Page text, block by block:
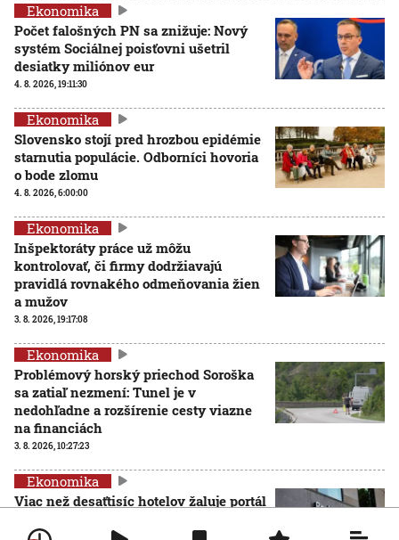
Ekonomika
Počet falošných PN sa znižuje: Nový
systém Sociálnej poisťovni ušetril
desiatky miliónov eur
4. 8. 2026, 19:11:30
Ekonomika
Slovensko stojí pred hrozbou epidémie
starnutia populácie. Odborníci hovoria
o bode zlomu
4. 8. 2026, 6:00:00
Ekonomika
Inšpektoráty práce už môžu
kontrolovať, či firmy dodržiavajú
pravidlá rovnakého odmeňovania žien
a mužov
3. 8. 2026, 19:17:08
Ekonomika
Problémový horský priechod Soroška
sa zatiaľ nezmení: Tunel je v
nedohľadne a rozšírenie cesty viazne
na financiách
3. 8. 2026, 10:27:23
Ekonomika
Viac než desaťtisíc hotelov žaluje portál
ceny, ten sa však bráni